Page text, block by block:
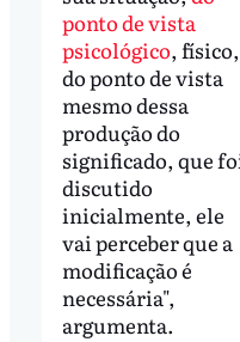
ponto de vista
psicológico, físico,
do ponto de vista
mesmo dessa
produção do
significado, que
discutido
inicialmente, ele
vai perceber que a
modificação é
necessária",
argumenta.